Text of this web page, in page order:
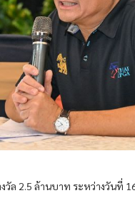
วัล 2.5 ล้านบาท ระหว่างวันที่